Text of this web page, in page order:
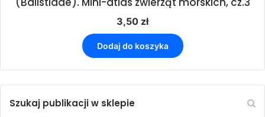
3,50 zł
Dodaj do koszyka
Szukaj publikacji w sklepie